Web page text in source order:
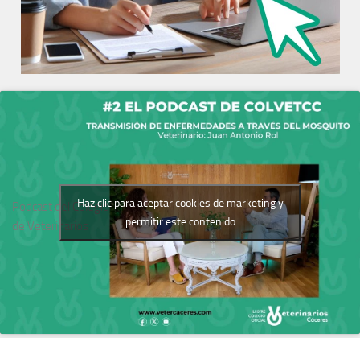
Podcast del Colegio
de Veterinarios
Haz clic para aceptar cookies de marketing y
permitir este contenido